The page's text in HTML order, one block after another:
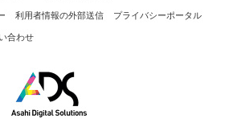
利用者情報の外部送信 プライバシーポータル
合わせ